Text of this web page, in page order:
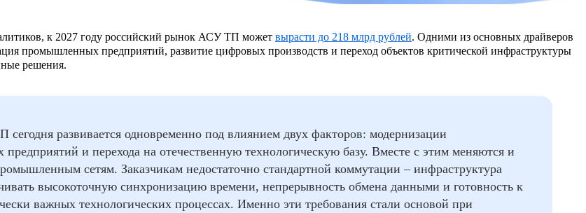
к 2027 году российский рынок АСУ ТП может вырасти до 218 млрд рублей. Одними из основных драйверов
промышленных предприятий, развитие цифровых производств и переход объектов критической инфраструктуры
решения.
развивается одновременно под влиянием двух факторов: модернизации
и перехода на отечественную технологическую базу. Вместе с этим меняются и
сетям. Заказчикам недостаточно стандартной коммутации – инфраструктура
высокоточную синхронизацию времени, непрерывность обмена данными и готовность к
важных технологических процессах. Именно эти требования стали основой при